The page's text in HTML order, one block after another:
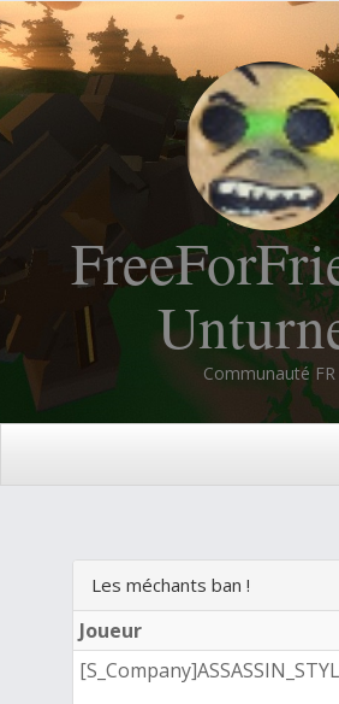
Communauté FR
Les méchants ban !
Joueur